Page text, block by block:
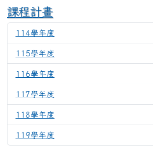
課程計畫
114學年度
115學年度
116學年度
117學年度
118學年度
119學年度